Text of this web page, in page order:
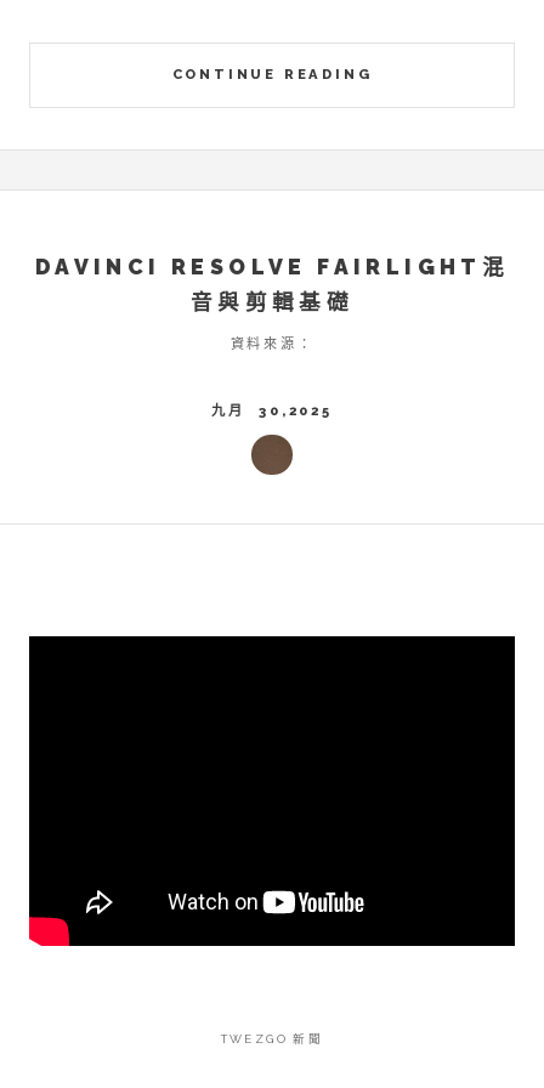
CONTINUE READING
DAVINCI RESOLVE FAIRLIGHT混
音與剪輯基礎
資料來源：
九月 30,2025
TWEZGO 新聞